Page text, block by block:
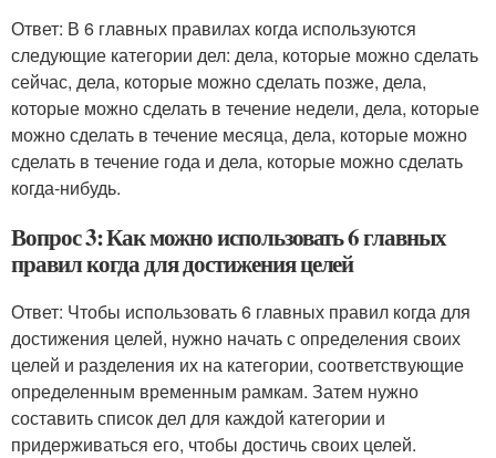
Ответ: В 6 главных правилах когда используются
следующие категории дел: дела, которые можно сделать
сейчас, дела, которые можно сделать позже, дела,
которые можно сделать в течение недели, дела, которые
можно сделать в течение месяца, дела, которые можно
сделать в течение года и дела, которые можно сделать
когда-нибудь.
Вопрос 3: Как можно использовать 6 главных
правил когда для достижения целей
Ответ: Чтобы использовать 6 главных правил когда для
достижения целей, нужно начать с определения своих
целей и разделения их на категории, соответствующие
определенным временным рамкам. Затем нужно
составить список дел для каждой категории и
придерживаться его, чтобы достичь своих целей.